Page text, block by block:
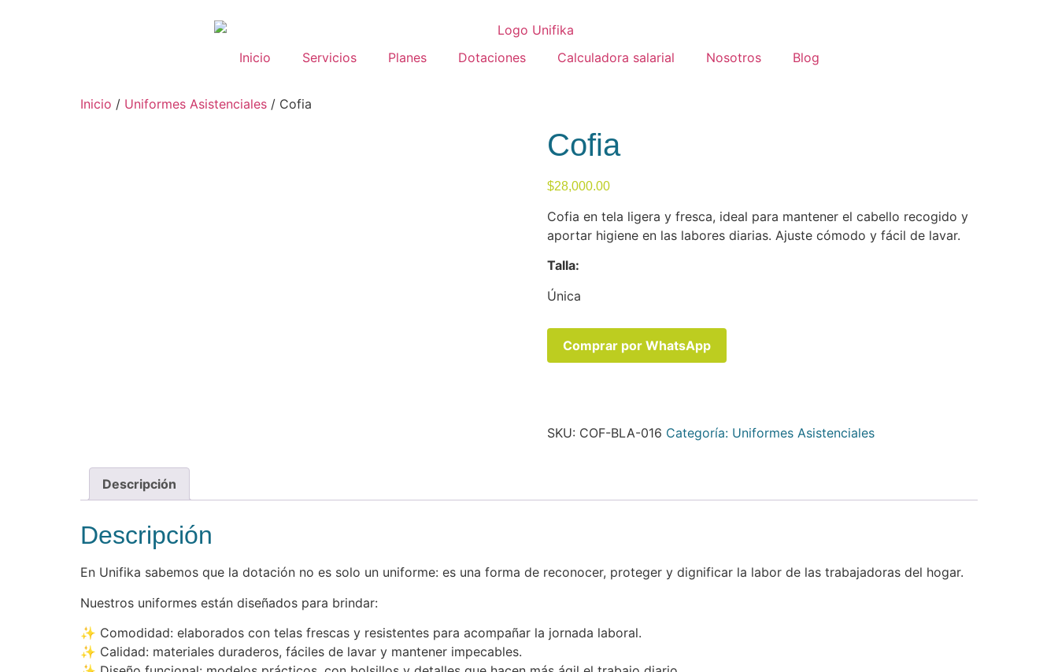
Inicio Servicios Planes Dotaciones Calculadora salarial Nosotros Blog
Inicio / Uniformes Asistenciales / Cofia
Cofia
$28,000.00
Cofia en tela ligera y fresca, ideal para mantener el cabello recogido y
aportar higiene en las labores diarias. Ajuste cómodo y fácil de lavar.
Talla:
Única
Comprar por WhatsApp
SKU: COF-BLA-016 Categoría: Uniformes Asistenciales
Descripción
Descripción
En Unifika sabemos que la dotación no es solo un uniforme: es una forma de reconocer, proteger y dignificar la labor de las trabajadoras del hogar.
Nuestros uniformes están diseñados para brindar:
✨ Comodidad: elaborados con telas frescas y resistentes para acompañar la jornada laboral.
✨ Calidad: materiales duraderos, fáciles de lavar y mantener impecables.